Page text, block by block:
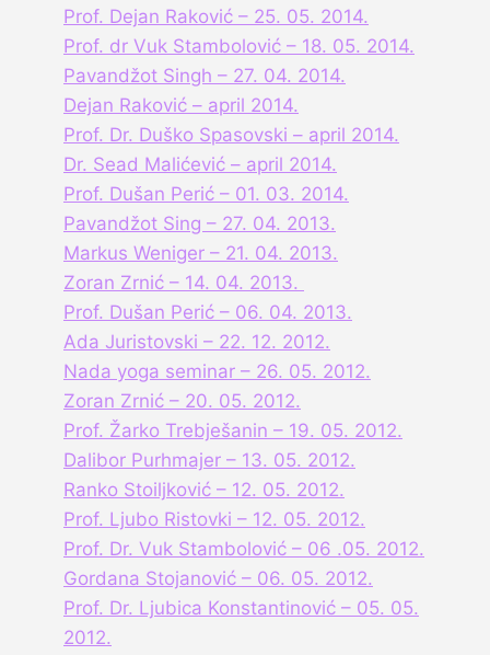
Prof. Dejan Raković – 25. 05. 2014.
Prof. dr Vuk Stambolović – 18. 05. 2014.
Pavandžot Singh – 27. 04. 2014.
Dejan Raković – april 2014.
Prof. Dr. Duško Spasovski – april 2014.
Dr. Sead Malićević – april 2014.
Prof. Dušan Perić – 01. 03. 2014.
Pavandžot Sing – 27. 04. 2013.
Markus Weniger – 21. 04. 2013.
Zoran Zrnić – 14. 04. 2013.
Prof. Dušan Perić – 06. 04. 2013.
Ada Juristovski – 22. 12. 2012.
Nada yoga seminar – 26. 05. 2012.
Zoran Zrnić – 20. 05. 2012.
Prof. Žarko Trebješanin – 19. 05. 2012.
Dalibor Purhmajer – 13. 05. 2012.
Ranko Stoiljković – 12. 05. 2012.
Prof. Ljubo Ristovki – 12. 05. 2012.
Prof. Dr. Vuk Stambolović – 06 .05. 2012.
Gordana Stojanović – 06. 05. 2012.
Prof. Dr. Ljubica Konstantinović – 05. 05.
2012.